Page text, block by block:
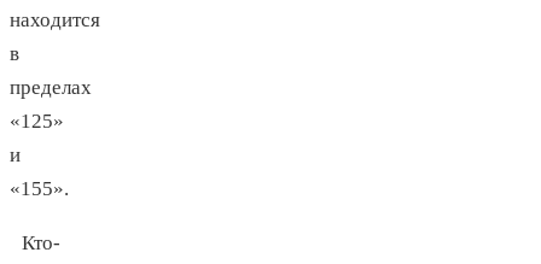
находится
в
пределах
«125»
и
«155».
Кто-